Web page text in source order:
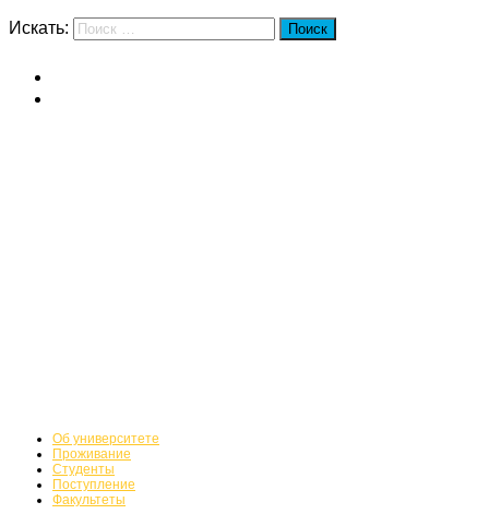
Искать: Поиск
Об университете
Проживание
Студенты
Поступление
Факультеты